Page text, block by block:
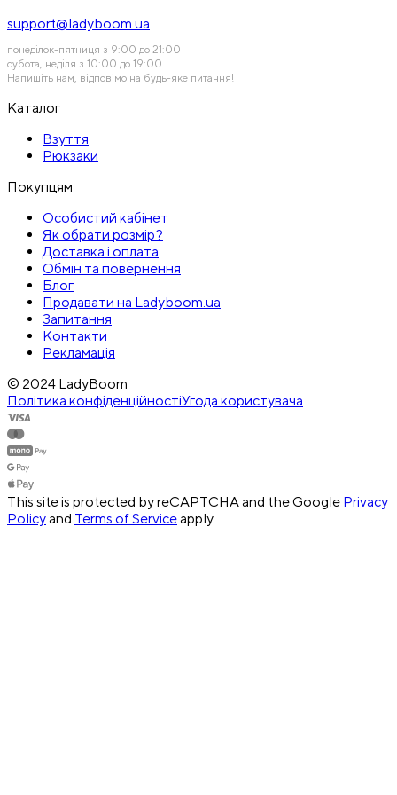
support@ladyboom.ua
понеділок-пятниця з 9:00 до 21:00
субота, неділя з 10:00 до 19:00
Напишіть нам, відповімо на будь-яке питання!
Каталог
Взуття
Рюкзаки
Покупцям
Особистий кабінет
Як обрати розмір?
Доставка і оплата
Обмін та повернення
Блог
Продавати на Ladyboom.ua
Запитання
Контакти
Рекламація
© 2024 LadyBoom
Політика конфіденційностіУгода користувача
This site is protected by reCAPTCHA and the Google Privacy
Policyand Terms of Serviceapply.